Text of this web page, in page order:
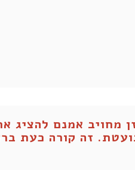
מחויב אמנם
זה קורה כעת